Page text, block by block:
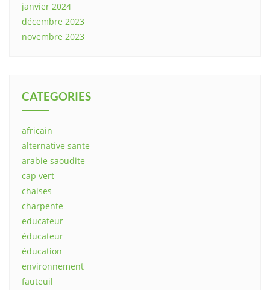
janvier 2024
décembre 2023
novembre 2023
CATEGORIES
africain
alternative sante
arabie saoudite
cap vert
chaises
charpente
educateur
éducateur
éducation
environnement
fauteuil